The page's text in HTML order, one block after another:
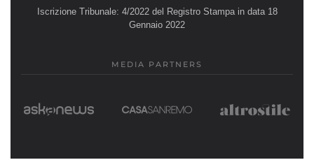
Iscrizione Tribunale: 4/2022 del Registro Stampa in data 18
Gennaio 2022
MEDIA PARTNERS